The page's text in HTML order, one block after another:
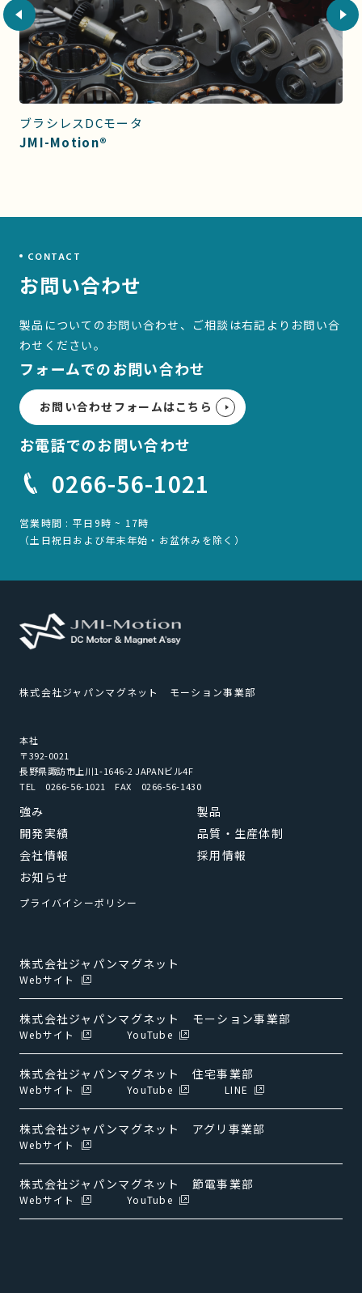
ブラシレスDCモータ
JMI-Motion®︎
CONTACT
お問い合わせ
製品についてのお問い合わせ、ご相談は右記より お問い合
わせください。
フォームでのお問い合わせ
お問い合わせフォームはこちら
お電話でのお問い合わせ
0266-56-1021
営業時間 : 平日9時 ~ 17時
（土日祝日および年末年始・お盆休みを除く）
株式会社ジャパンマグネット モーション事業部
本社
〒392-0021
長野県諏訪市上川1-1646-2 JAPANビル4F
TEL 0266-56-1021 FAX 0266-56-1430
強み
製品
開発実績
品質・生産体制
会社情報
採用情報
お知らせ
プライバイシーポリシー
株式会社ジャパンマグネット
Webサイト
株式会社ジャパンマグネット モーション事業部
Webサイト YouTube
株式会社ジャパンマグネット 住宅事業部
Webサイト YouTube LINE
株式会社ジャパンマグネット アグリ事業部
Webサイト
株式会社ジャパンマグネット 節電事業部
Webサイト YouTube